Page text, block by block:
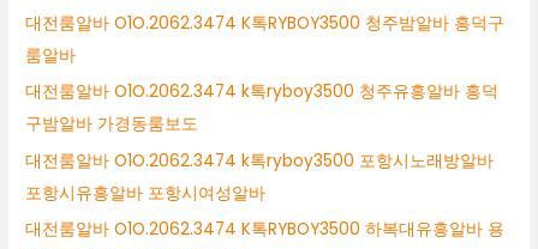
대전룸알바 O1O.2062.3474 K톡RYBOY3500 청주밤알바 흥덕구
룸알바
대전룸알바 O1O.2062.3474 k톡ryboy3500 청주유흥알바 흥덕
구밤알바 가경동룸보도
대전룸알바 O1O.2062.3474 k톡ryboy3500 포항시노래방알바
포항시유흥알바 포항시여성알바
대전룸알바 O1O.2062.3474 K톡RYBOY3500 하복대유흥알바 용